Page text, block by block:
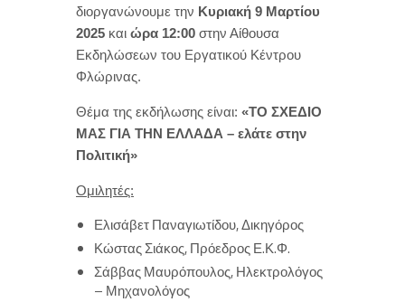
διοργανώνουμε την Κυριακή 9 Μαρτίου
2025 και ώρα 12:00 στην Αίθουσα
Εκδηλώσεων του Εργατικού Κέντρου
Φλώρινας.
Θέμα της εκδήλωσης είναι: «ΤΟ ΣΧΕΔΙΟ
ΜΑΣ ΓΙΑ ΤΗΝ ΕΛΛΑΔΑ – ελάτε στην
Πολιτική»
Ομιλητές:
Ελισάβετ Παναγιωτίδου, Δικηγόρος
Κώστας Σιάκος, Πρόεδρος Ε.Κ.Φ.
Σάββας Μαυρόπουλος, Ηλεκτρολόγος
– Μηχανολόγος